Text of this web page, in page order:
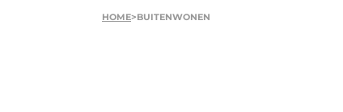
HOME>BUITENWONEN